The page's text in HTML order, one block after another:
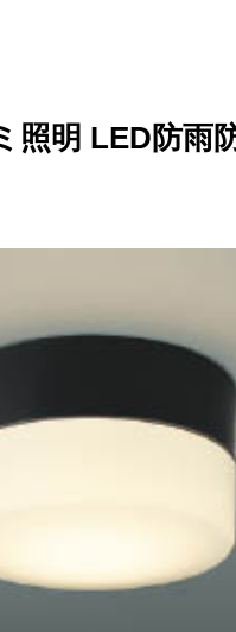
照明 LED防雨